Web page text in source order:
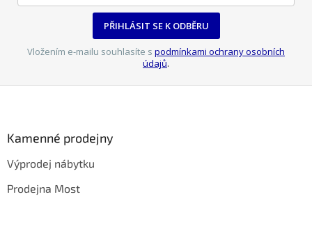
PŘIHLÁSIT SE K ODBĚRU
Vložením e-mailu souhlasíte s podmínkami ochrany osobních
údajů.
Kamenné prodejny
Výprodej nábytku
Prodejna Most